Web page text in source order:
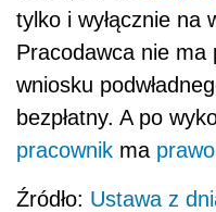
tylko i wyłącznie na
Pracodawca nie ma
wniosku
bezpłatny. A po
pracownik ma prawo
Źródło: Ustawa z